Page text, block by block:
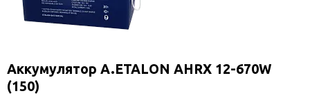
Аккумулятор A.ETALON AHRX 12-670W
(150)